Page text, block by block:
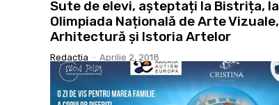
Sute de elevi, așteptați la Bistrița, la
Olimpiada Națională de Arte Vizuale,
Arhitectură și Istoria Artelor
Redactia - Aprilie 2, 2018